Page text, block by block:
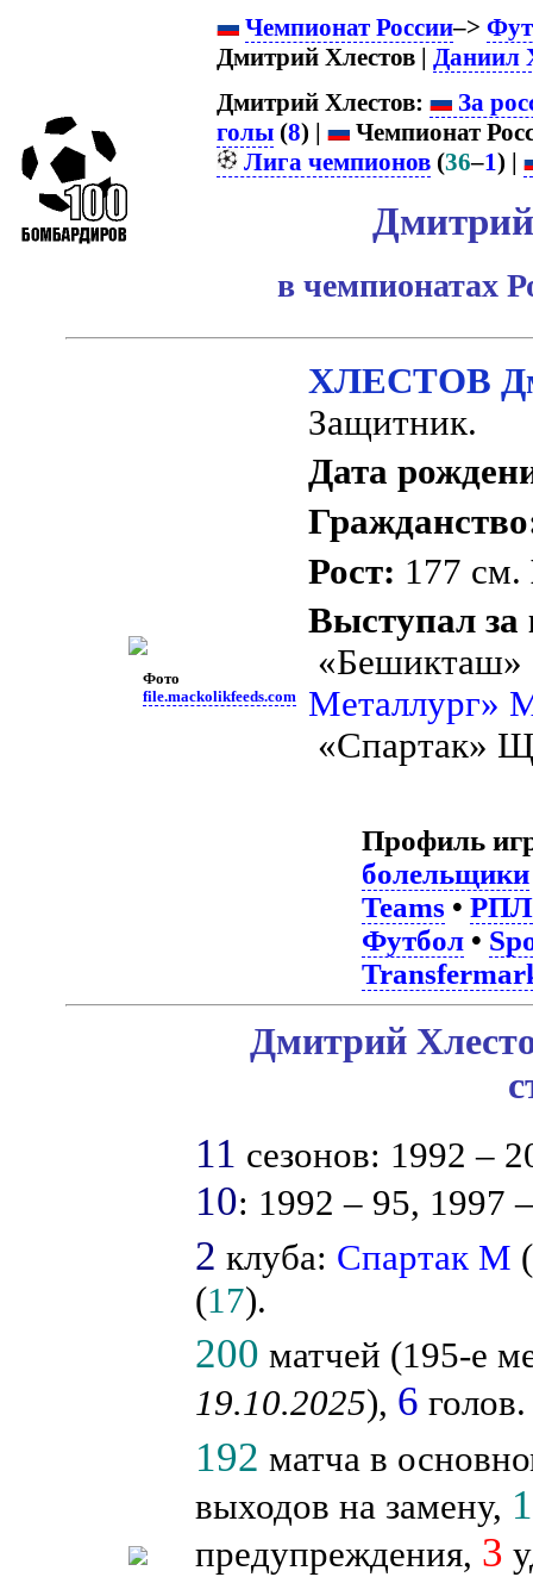
Чемпионат России–>
Дмитрий Хлестов | Даниил
Дмитрий Хлестов:
За
голы (8) |
Чемпионат
Лига чемпионов (36–1) |
в чемпионатах
Фото
file.mackolikfeeds.com
ХЛЕСТОВ
Защитник.
Дата
Рост: 177 см.
Выступал
Металлург»
«Спартак»
Профиль
болельщики
Teams • РПЛ
Футбол•
Дмитрий
11 сезонов: 1992 –
10: 1992 – 95, 1997
2 клуба: Спартак М (
(17).
200 матчей (195-е
19.10.2025), 6 голов.
192 матча в
выходов на замену,
предупреждения, 3